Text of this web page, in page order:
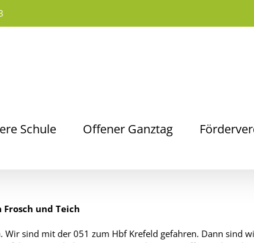
Schule Offener Ganztag
und Teich
Wir sind mit der 051 zum Hbf Krefeld gefahren. Dann sind